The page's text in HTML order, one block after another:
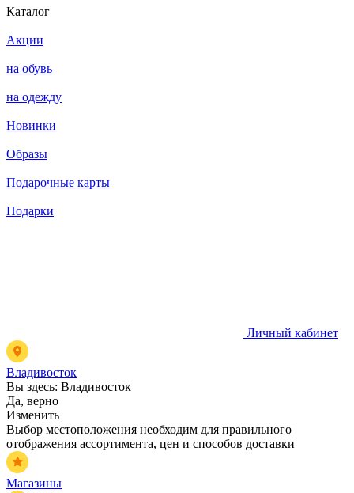
Каталог
Акции
на обувь
на одежду
Новинки
Образы
Подарочные карты
Подарки
Личный кабинет
Владивосток
Вы здесь: Владивосток
Да, верно
Изменить
Выбор местоположения необходим для правильного
отображения ассортимента, цен и способов доставки
Магазины